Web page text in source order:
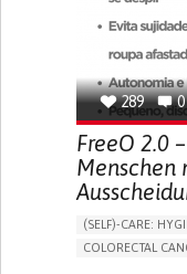
CAREGIVING
GENERAL AND
CAREGIVER
SOLUTIONS FOR
289 0
FreeO 2.0
Menschen
(SELF)-CARE:
COLORECTAL